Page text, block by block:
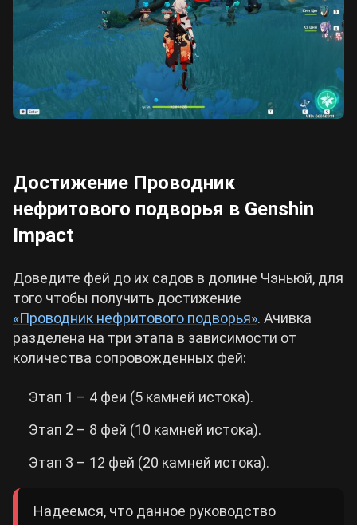
Достижение Проводник
нефритового подворья в Genshin
Impact
Доведите фей до их садов в долине Чэньюй, для
того чтобы получить достижение
«Проводник нефритового подворья». Ачивка
разделена на три этапа в зависимости от
количества сопровожденных фей:
Этап 1 – 4 феи (5 камней истока).
Этап 2 – 8 фей (10 камней истока).
Этап 3 – 12 фей (20 камней истока).
Надеемся, что данное руководство